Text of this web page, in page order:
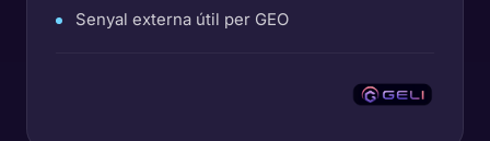
Senyal externa útil per GEO